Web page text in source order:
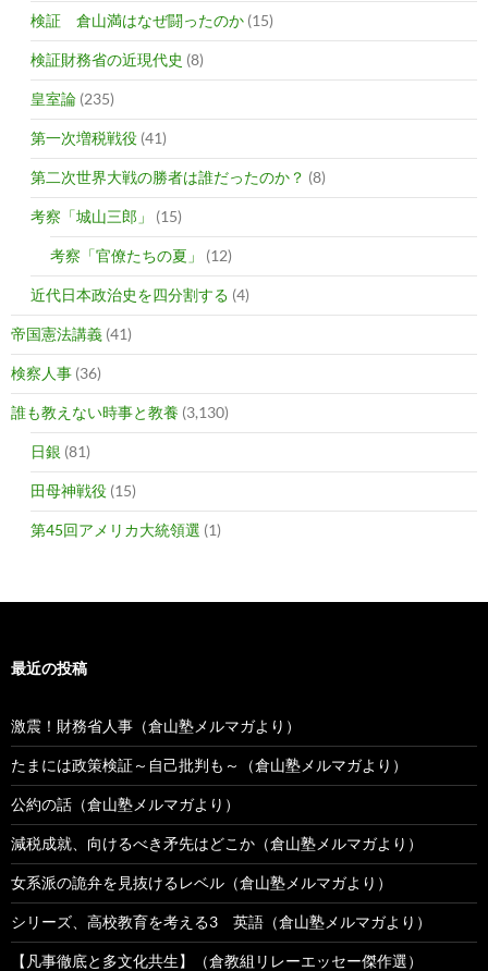
検証 倉山満はなぜ闘ったのか (15)
検証財務省の近現代史 (8)
皇室論 (235)
第一次増税戦役 (41)
第二次世界大戦の勝者は誰だったのか？ (8)
考察「城山三郎」 (15)
考察「官僚たちの夏」 (12)
近代日本政治史を四分割する (4)
帝国憲法講義 (41)
検察人事 (36)
誰も教えない時事と教養 (3,130)
日銀 (81)
田母神戦役 (15)
第45回アメリカ大統領選 (1)
最近の投稿
激震！財務省人事（倉山塾メルマガより）
たまには政策検証～自己批判も～（倉山塾メルマガより）
公約の話（倉山塾メルマガより）
減税成就、向けるべき矛先はどこか（倉山塾メルマガより）
女系派の詭弁を見抜けるレベル（倉山塾メルマガより）
シリーズ、高校教育を考える3 英語（倉山塾メルマガより）
【凡事徹底と多文化共生】（倉教組リレーエッセー傑作選）